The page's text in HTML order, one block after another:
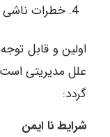
خطرات ناشی
اولین و قابل
علل مدیریتی
گردد:
شرایط نا ایمن